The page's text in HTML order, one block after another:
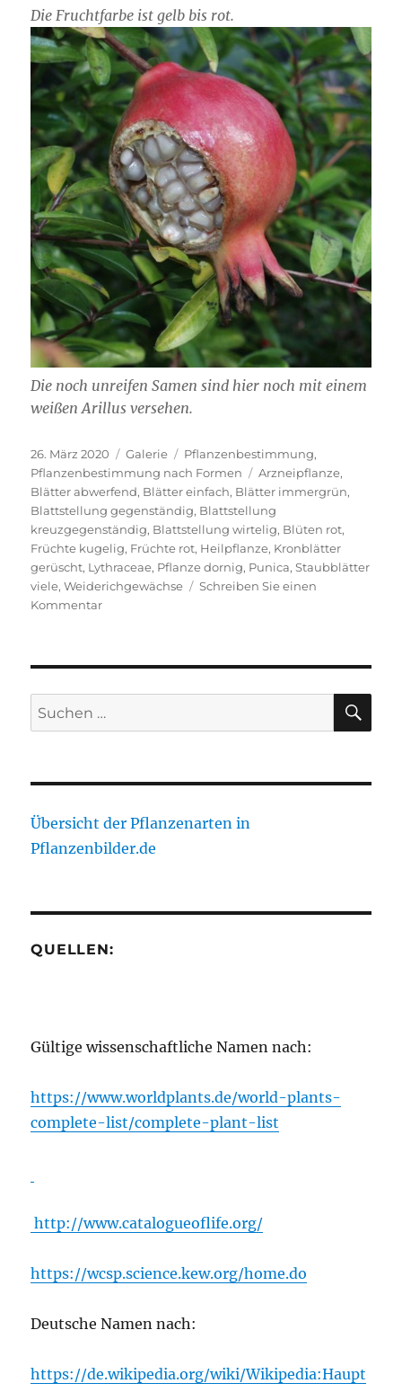
Die Fruchtfarbe ist gelb bis rot.
Die noch unreifen Samen sind hier noch mit einem
weißen Arillus versehen.
Veröffentlicht
am
26. März 2020 Format
Galerie Kategorien
Pflanzenbestimmung,
Pflanzenbestimmung nach Formen
Schlagwörter
Arzneipflanze,
Blätter abwerfend, Blätter einfach, Blätter immergrün,
Blattstellung gegenständig, Blattstellung
kreuzgegenständig, Blattstellung wirtelig, Blüten rot,
Früchte kugelig, Früchte rot, Heilpflanze, Kronblätter
gerüscht, Lythraceae, Pflanze dornig, Punica,Staubblätter
viele,Weiderichgewächse
Schreiben Sie einen
Kommentarzu
Suche
nach:
Übersicht der Pflanzenarten in
Pflanzenbilder.de
QUELLEN:
Gültige wissenschaftliche Namen nach:
https://www.worldplants.de/world-plants-
complete-list/complete-plant-list
http://www.catalogueoflife.org/
https://wcsp.science.kew.org/home.do
Deutsche Namen nach:
https://de.wikipedia.org/wiki/Wikipedia:Haupt